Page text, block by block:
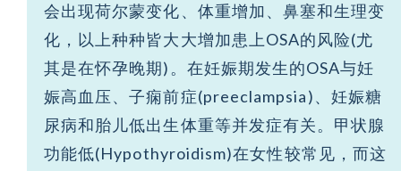
会出现荷尔蒙变化、体重增加、鼻塞和生理变
化，以上种种皆大大增加患上OSA的风险(尤
其是在怀孕晚期)。在妊娠期发生的OSA与妊
娠高血压、子痫前症(preeclampsia)、妊娠糖
尿病和胎儿低出生体重等并发症有关。甲状腺
功能低(Hypothyroidism)在女性较常见，而这